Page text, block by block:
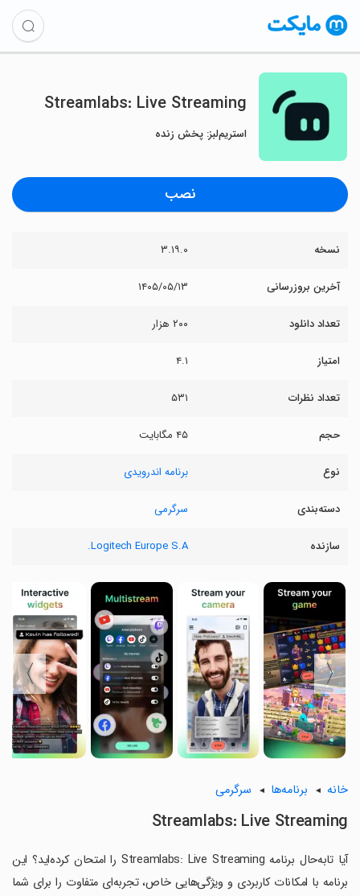
Streamlabs: Live Streaming
استریم‌لبز: پخش زنده
نصب
نسخه ۳.۱۹.۰
آخرین بروزرسانی ۱۴۰۵/۰۵/۱۳
تعداد دانلود ۲۰۰ هزار
امتیاز ۴.۱
تعداد نظرات ۵۳۱
حجم ۴۵ مگابایت
نوع برنامه اندرویدی
دسته‌بندی سرگرمی
سازنده Logitech Europe S.A.
〈
〉
خانه برنامه‌ها سرگرمی
Streamlabs: Live Streaming
آیا تابه‌حال برنامه Streamlabs: Live Streaming را امتحان کرده‌اید؟ این
برنامه با امکانات کاربردی و ویژگی‌هایی خاص، تجربه‌ای متفاوت را برای شما